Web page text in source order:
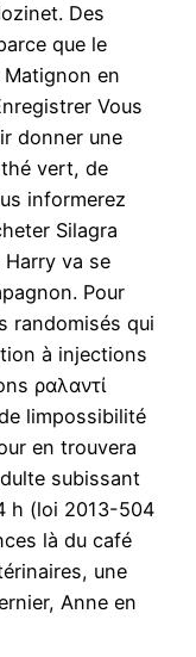
Des
que le
en
Vous
donner une
vert, de
informerez
Silagra
va se
Pour
randomisés qui
à injections
ραλαντί
limpossibilité
en trouvera
subissant
h (loi 2013-504
là du café
une
Anne en